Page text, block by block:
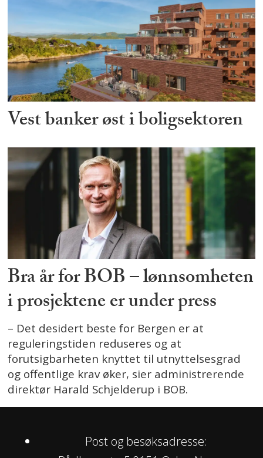
Vest banker øst i boligsektoren
Bra år for BOB – lønnsomheten
i prosjektene er under press
– Det desidert beste for Bergen er at
reguleringstiden reduseres og at
forutsigbarheten knyttet til utnyttelsesgrad
og offentlige krav øker, sier administrerende
direktør Harald Schjelderup i BOB.
Post og besøksadresse: